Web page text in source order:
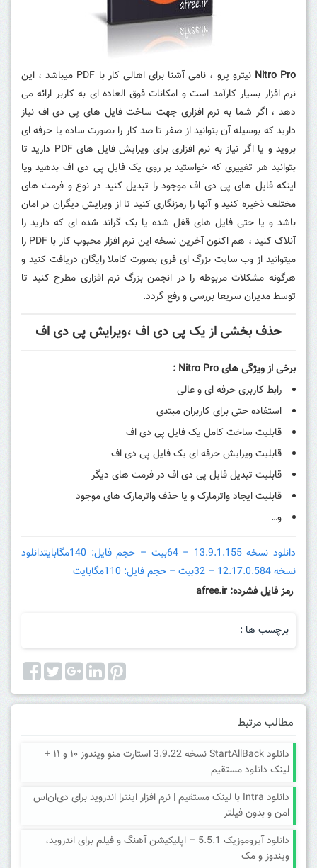
Nitro Pro
نیترو پرو ، نامی آشنا برای اهالی کار با PDF میباشد ، این
نرم افزار بسیار کارآمد است و امکانات فوق العاده ای به کاربر ارائه می
دهد ، اگر شما به نرم افزاری جهت ساخت فایل های پی دی اف نیاز
دارید که بوسیله آن بتوانید از صفر تا صد کار را بصورت ساده یا حرفه ای
بروید و یا اگر نیاز به نرم افزاری برای ویرایش فایل های PDF دارید تا
بتوانید هر تغییری که خواستید بر روی یک فایل پی دی اف بدهید ویا
اینکه فایل های پی دی اف موجود را تبدیل کنید در نوع و فرمت های
مختلف ذخیره کنید و آنها را رمزنگاری کنید تا از ویرایش دیگران در امان
باشد و یا حتی فایل های قفل شده یا بک گراند شده ای که دارید را
آنلاک کنید ، هم اکنون آخرین نسخه این نرم افزار محبوب کار با PDF را
میتوانید از وب سایت بزرگ ای فری بصورت کاملا رایگان دریافت کنید و
هرگونه مشکلات مربوطه را در انجمن بزرگ نرم افزاری مطرح کنید تا
توسط مدیران سریعا بررسی و رفع گردد.
حذف بخشی از یک پی دی اف ،ویرایش پی دی اف
برخی از ویژگی هایNitro Pro
:
رابط کاربری حرفه ای و عالی
استفاده حتی برای کاربران مبتدی
قابلیت ساخت کامل یک فایل پی دی اف
قابلیت ویرایش حرفه ای یک فایل پی دی اف
قابلیت تبدیل فایل پی دی اف در فرمت های دیگر
قابلیت ایجاد واترمارک و یا حذف واترمارک های موجود
و…
دانلود نسخه 13.9.1.155 – 64بیت – حجم فایل: 140مگابایت
دانلود
نسخه 12.17.0.584 – 32بیت – حجم فایل: 110مگابایت
رمز فایل فشرده: afree.ir
برچسب ها :
مطالب مرتبط
دانلود StartAllBack نسخه 3.9.22 استارت منو ویندوز ۱۰ و ۱۱ +
لینک دانلود مستقیم
دانلود Intra با لینک مستقیم | نرم افزار اینترا اندروید برای دی‌ان‌اس
امن و بدون فیلتر
دانلود آیروموزیک 5.5.1 – اپلیکیشن آهنگ و فیلم برای اندروید،
ویندوز و مک